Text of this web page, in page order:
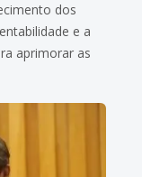
dos
e a
aprimorar as